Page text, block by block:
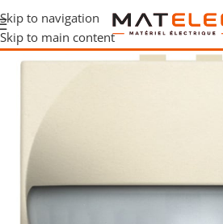
Skip to navigation
Skip to main content
de mouvement/Détecteurs